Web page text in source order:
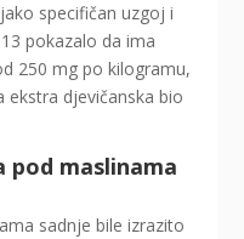
specifičan uzgoj i
pokazalo da ima
250 mg po kilogramu,
ekstra djevičanska bio
pod maslinama
sadnje bile izrazito